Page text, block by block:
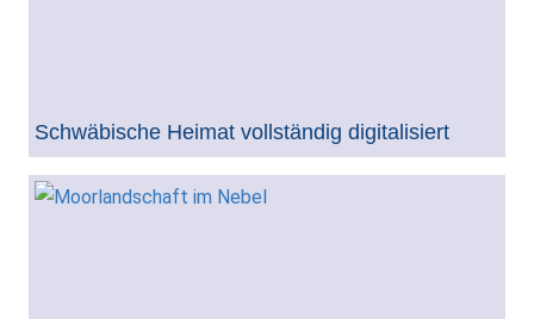
Schwäbische Heimat vollständig digitalisiert